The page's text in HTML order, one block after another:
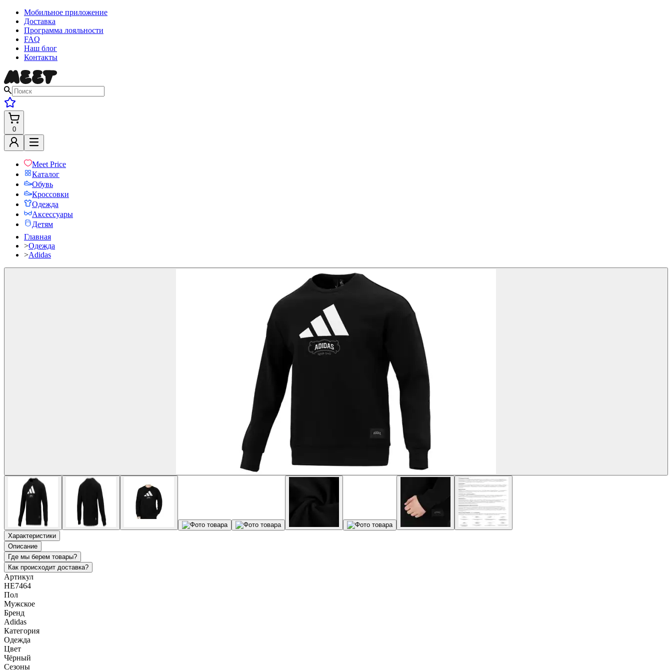
Мобильное приложение
Доставка
Программа лояльности
FAQ
Наш блог
Контакты
0
Meet Price
Каталог
Обувь
Кроссовки
Одежда
Аксессуары
Детям
Главная
>Одежда
>Adidas
Характеристики
Описание
Где мы берем товары?
Как происходит доставка?
Артикул
HE7464
Пол
Мужское
Бренд
Adidas
Категория
Одежда
Цвет
Чёрный
Сезоны